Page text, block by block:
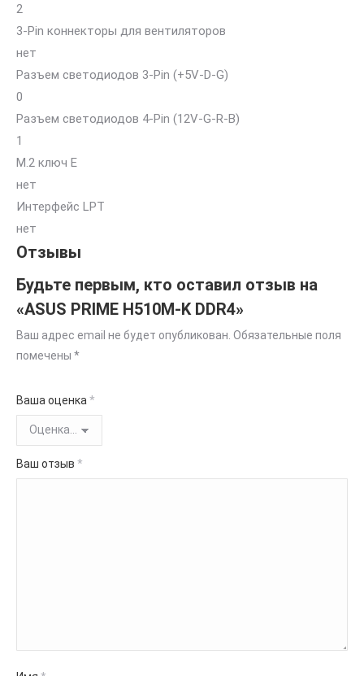
2
3-Pin коннекторы для вентиляторов
нет
Разъем светодиодов 3-Pin (+5V-D-G)
0
Разъем светодиодов 4-Pin (12V-G-R-B)
1
M.2 ключ E
нет
Интерфейс LPT
нет
Отзывы
Будьте первым, кто оставил отзыв на
«ASUS PRIME H510M-K DDR4»
Ваш адрес email не будет опубликован. Обязательные поля
помечены *
Ваша оценка *
Ваш отзыв *